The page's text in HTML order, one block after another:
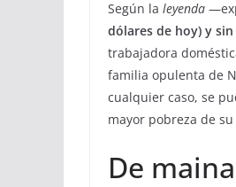
Según la leyenda
dólares de hoy) y
trabajadora
familia opulenta de
cualquier caso, se
mayor pobreza de
De